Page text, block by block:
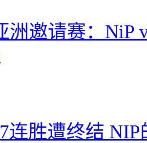
洲邀请赛：NiP
连胜遭终结